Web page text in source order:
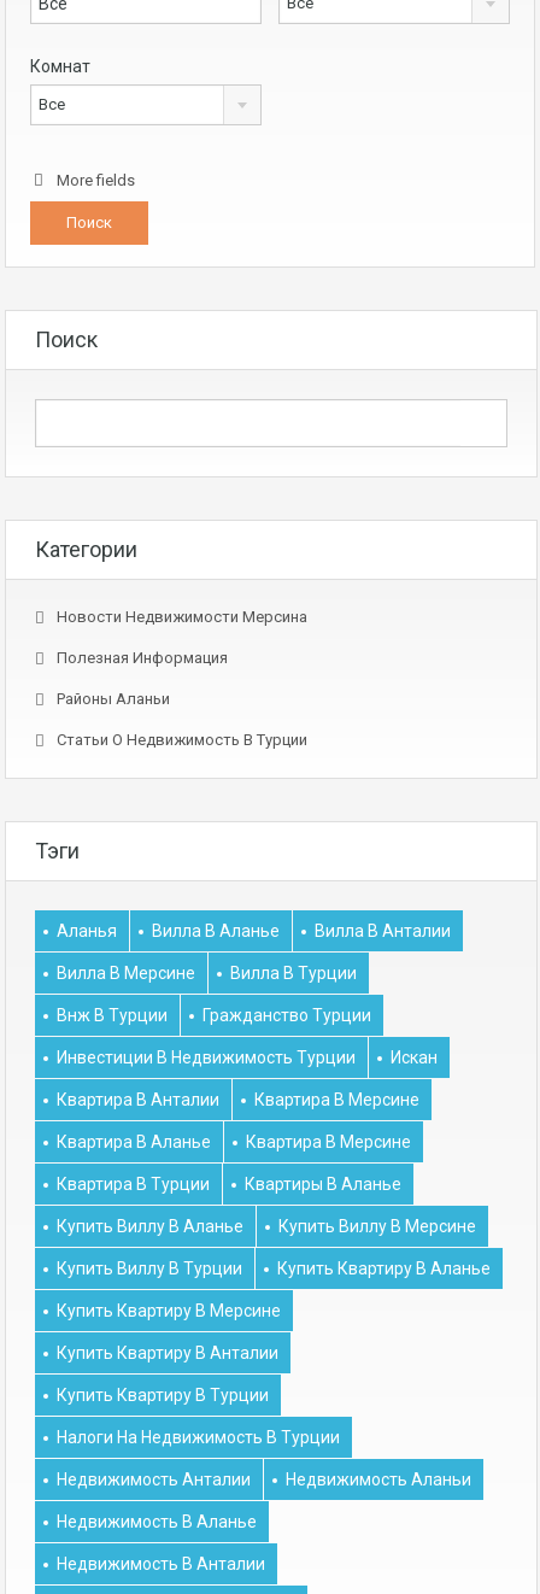
Комнат
Все
More fields
Поиск
Категории
Новости Недвижимости Мерсина
Полезная Информация
Районы Аланьи
Статьи О Недвижимость В Турции
Тэги
Аланья Вилла В Аланье Вилла В Анталии
Вилла В Мерсине Вилла В Турции
Внж В Турции Гражданство Турции
Инвестиции В Недвижимость Турции Искан
Квартира В Анталии Квартира В Мерсине
Квартира В Аланье Квартира В Мерсине
Квартира В Турции Квартиры В Аланье
Купить Виллу В Аланье Купить Виллу В Мерсине
Купить Виллу В Турции Купить Квартиру В Аланье
Купить Квартиру В Мерсине
Купить Квартиру В Анталии
Купить Квартиру В Турции
Налоги На Недвижимость В Турции
Недвижимость Анталии Недвижимость Аланьи
Недвижимость В Аланье
Недвижимость В Анталии